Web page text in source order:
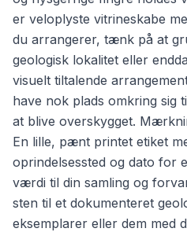
er veloplyste vitrineskabe
du arrangerer, tænk på at
geologisk lokalitet eller
visuelt tiltalende
have nok plads omkring sig
at blive overskygget.
En lille, pænt printet etiket
oprindelsessted og dato for
værdi til din samling og
sten til et dokumenteret
eksemplarer eller dem med